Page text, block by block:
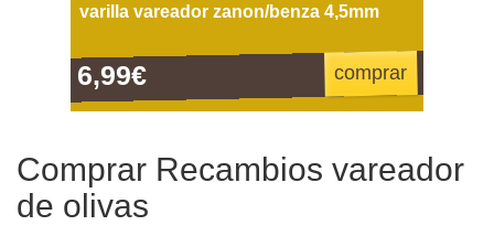
varilla vareador zanon/benza 4,5mm
6,99€ comprar
Comprar Recambios vareador
de olivas